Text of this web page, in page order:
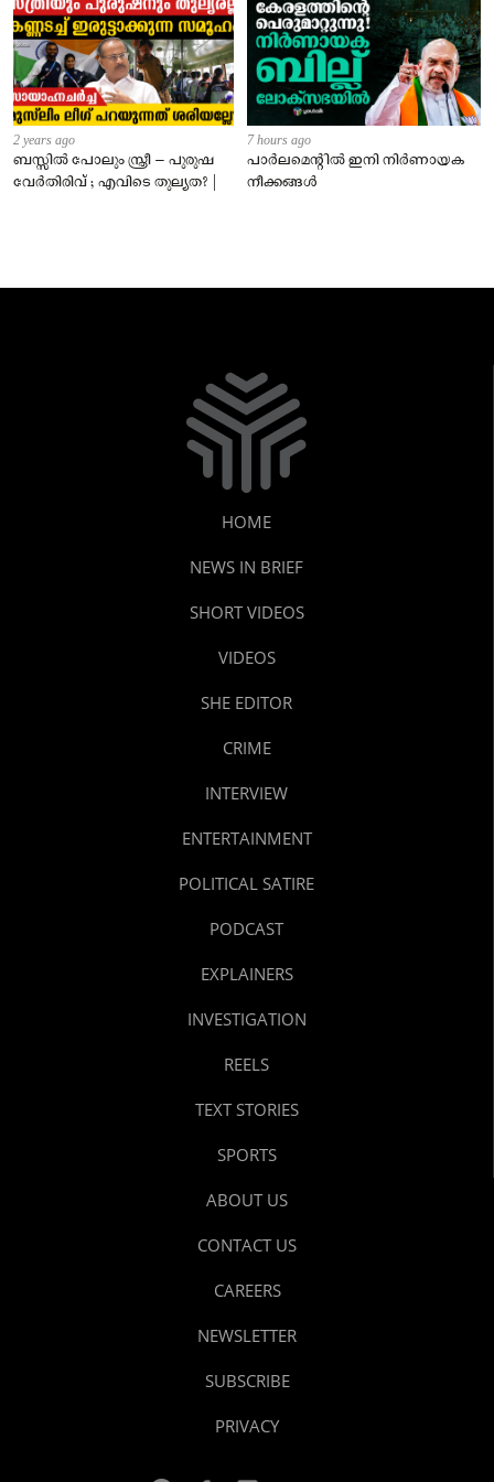
2 years ago
ബസ്സിൽ പോലും സ്ത്രീ – പുരുഷ
വേർതിരിവ് ; എവിടെ തുല്യത? |
7 hours ago
പാർലമെന്റിൽ ഇനി നിർണായക
നീക്കങ്ങൾ
HOME
NEWS IN BRIEF
SHORT VIDEOS
VIDEOS
SHE EDITOR
CRIME
INTERVIEW
ENTERTAINMENT
POLITICAL SATIRE
PODCAST
EXPLAINERS
INVESTIGATION
REELS
TEXT STORIES
SPORTS
ABOUT US
CONTACT US
CAREERS
NEWSLETTER
SUBSCRIBE
PRIVACY